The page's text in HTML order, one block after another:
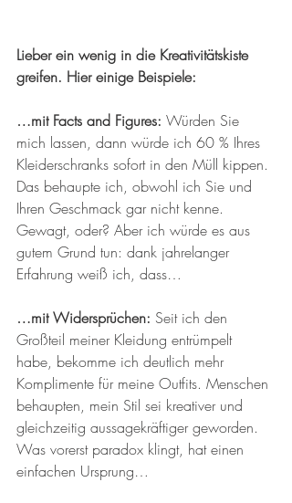
Lieber ein wenig in die Kreativitätskiste
greifen. Hier einige Beispiele:
…mit Facts and Figures: Würden Sie
mich lassen, dann würde ich 60 % Ihres
Kleiderschranks sofort in den Müll kippen.
Das behaupte ich, obwohl ich Sie und
Ihren Geschmack gar nicht kenne.
Gewagt, oder? Aber ich würde es aus
gutem Grund tun: dank jahrelanger
Erfahrung weiß ich, dass…
…mit Widersprüchen: Seit ich den
Großteil meiner Kleidung entrümpelt
habe, bekomme ich deutlich mehr
Komplimente für meine Outfits. Menschen
behaupten, mein Stil sei kreativer und
gleichzeitig aussagekräftiger geworden.
Was vorerst paradox klingt, hat einen
einfachen Ursprung…